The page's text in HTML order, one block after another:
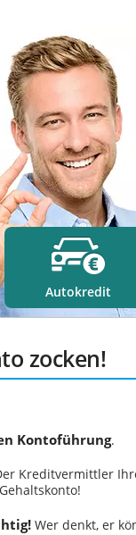
Autokredit
zocken!
Kontoführung.
Kreditvermittler
Wer denkt, er